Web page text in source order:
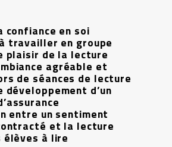
confiance en soi
travailler en groupe
plaisir de la lecture
agréable et
de séances de lecture
développement d’un
entre un sentiment
et la lecture
à lire